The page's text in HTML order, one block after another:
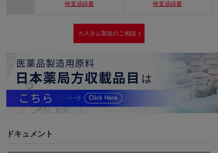
検査成績書 検査成績書
カスタム製造のご相談
ドキュメント